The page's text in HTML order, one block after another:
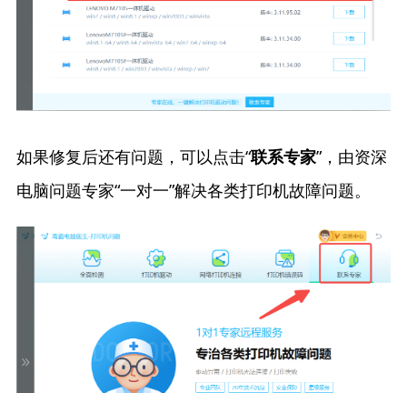
如果修复后还有问题，可以点击“联系专家”，由资深
电脑问题专家“一对一”解决各类打印机故障问题。